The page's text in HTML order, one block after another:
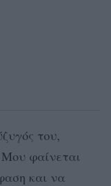
του,
φαίνεται
και να